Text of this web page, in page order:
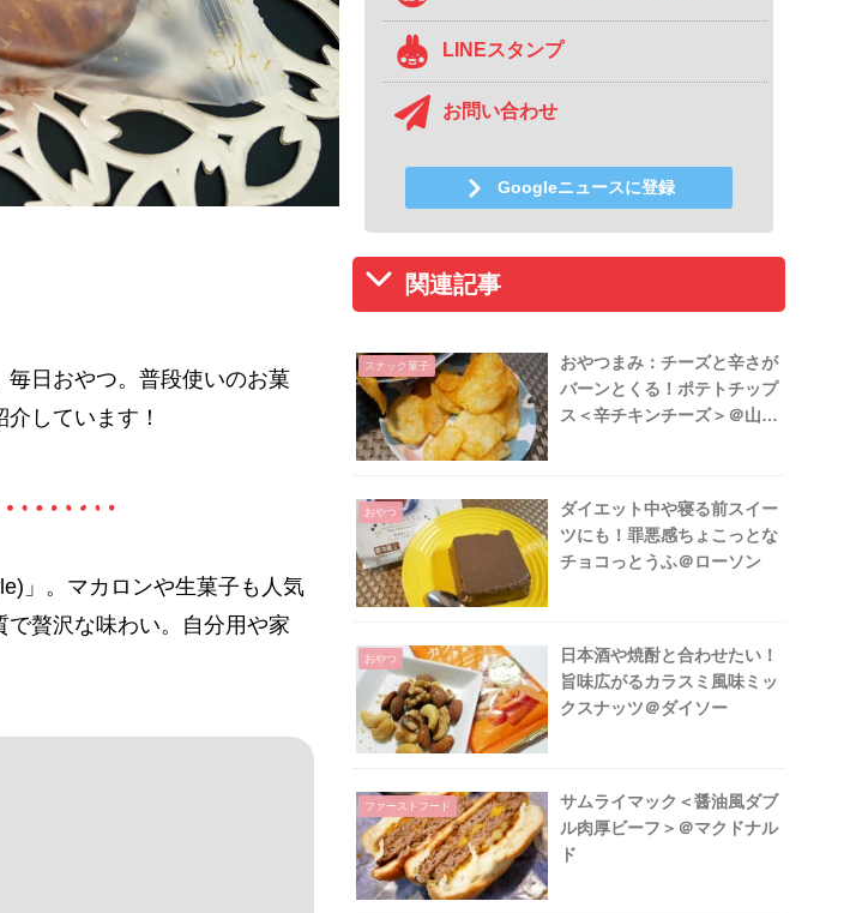
日おやつ。普段使いのお菓
しています！
」。マカロンや生菓子も人気
贅沢な味わい。自分用や家
LINEスタンプ
お問い合わせ
Googleニュースに登録
関連記事
スナック菓子
おやつまみ：チーズと辛さが
バーンとくる！ポテトチップ
ス＜辛チキンチーズ＞＠山芳
おやつ
ダイエット中や寝る前スイー
ツにも！罪悪感ちょこっとな
チョコっとうふ＠ローソン
おやつ
日本酒や焼酎と合わせたい！
旨味広がるカラスミ風味ミッ
クスナッツ＠ダイソー
ファーストフード
サムライマック＜醤油風ダブ
ル肉厚ビーフ＞＠マクドナル
ド